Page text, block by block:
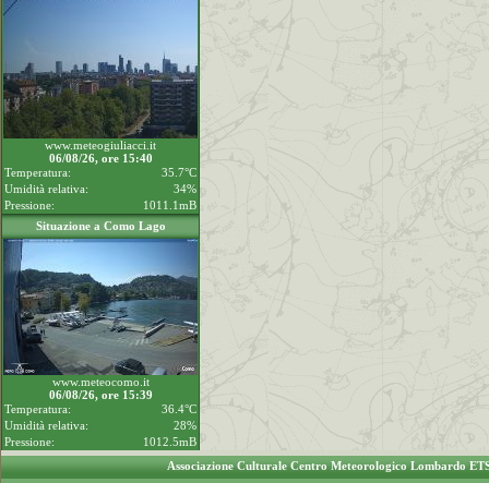
www.meteogiuliacci.it
06/08/26, ore 15:40
Temperatura:
35.7°C
Umidità relativa:
34%
Pressione:
1011.1mB
Situazione a Como Lago
www.meteocomo.it
06/08/26, ore 15:39
Temperatura:
36.4°C
Umidità relativa:
28%
Pressione:
1012.5mB
Associazione Culturale Centro Meteorologico Lombardo